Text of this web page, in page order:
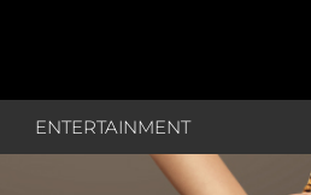
ENTERTAINMENT